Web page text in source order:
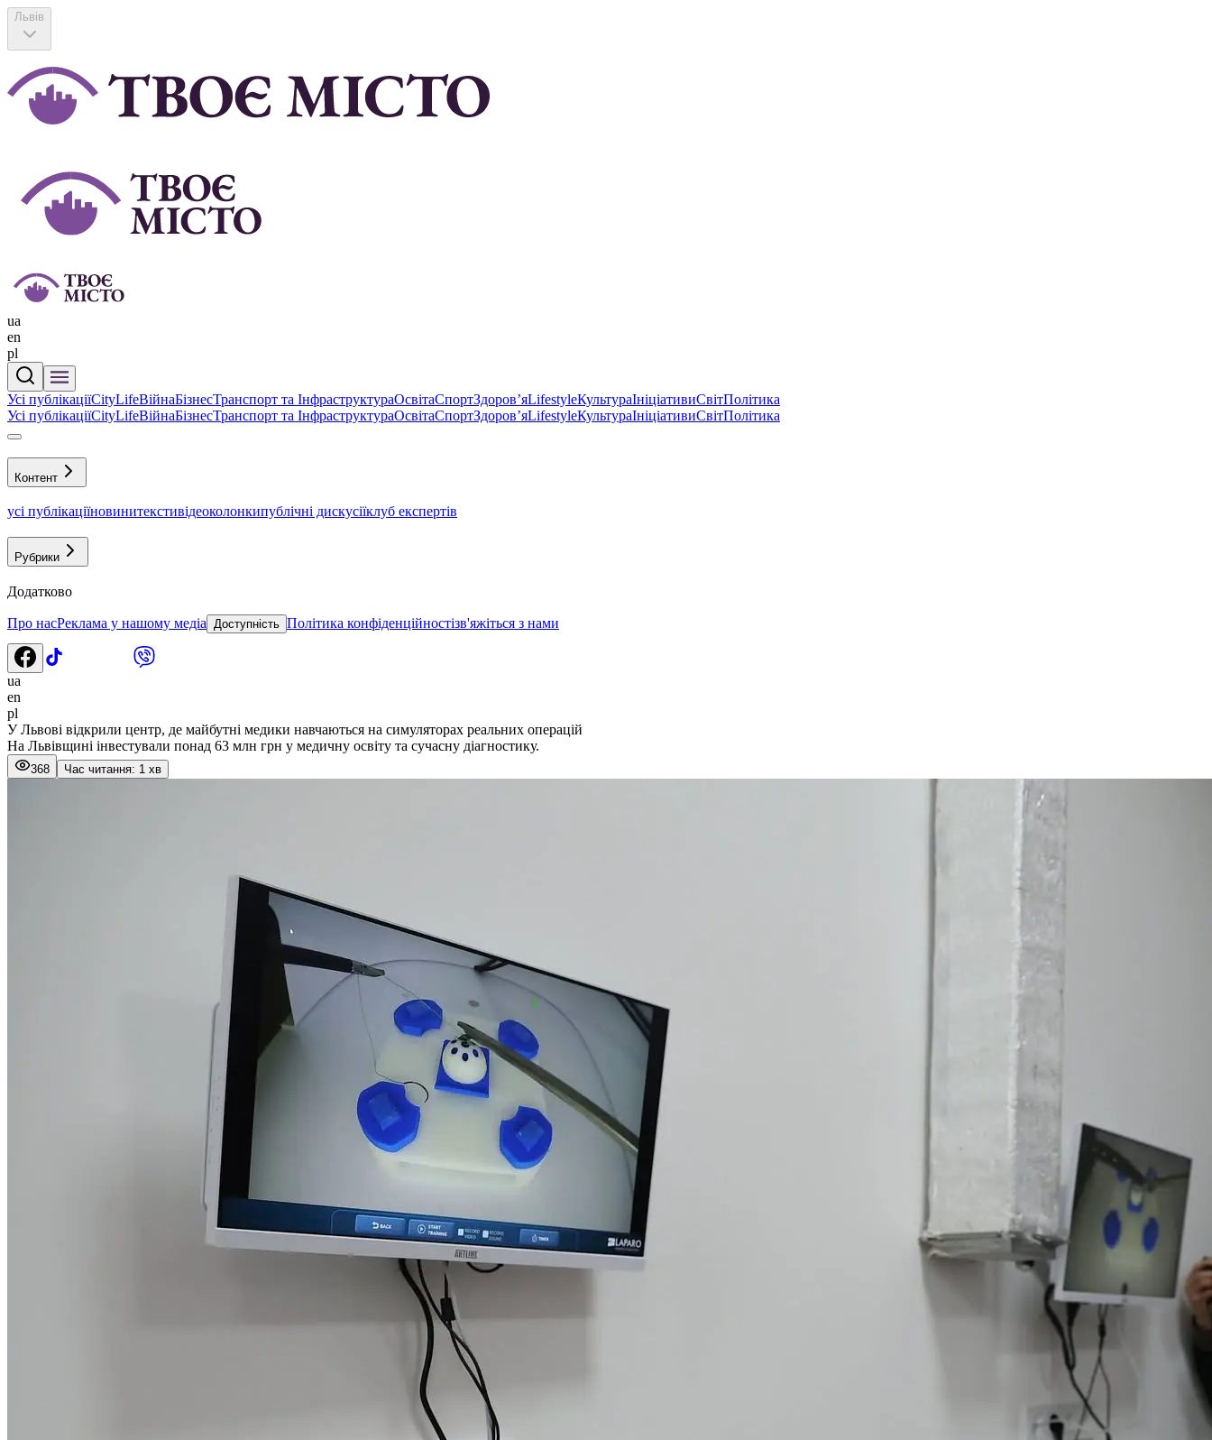
Львів
ua
en
pl
Усі публікаціїCityLifeВійнаБізнесТранспорт та ІнфраструктураОсвітаСпортЗдоровʼяLifestyleКультураІніціативиСвітПолітика
Усі публікаціїCityLifeВійнаБізнесТранспорт та ІнфраструктураОсвітаСпортЗдоровʼяLifestyleКультураІніціативиСвітПолітика
Контент
усі публікаціїновинитекстивідеоколонкипублічні дискусіїклуб експертів
Рубрики
Додатково
Про насРеклама у нашому медіа Доступність Політика конфіденційностізв'яжіться з нами
ua
en
pl
У Львові відкрили центр, де майбутні медики навчаються на симуляторах реальних операцій
На Львівщині інвестували понад 63 млн грн у медичну освіту та сучасну діагностику.
368 Час читання: 1 хв